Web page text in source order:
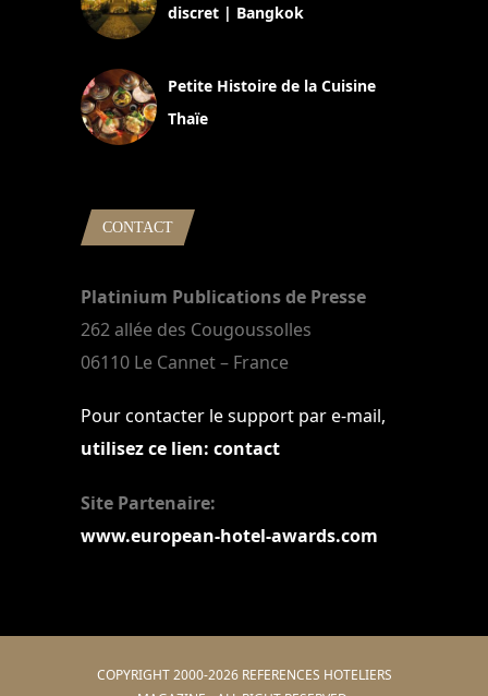
discret | Bangkok
Petite Histoire de la Cuisine
Thaïe
CONTACT
Platinium Publications de Presse
262 allée des Cougoussolles
06110 Le Cannet – France
Pour contacter le support par e-mail,
utilisez ce lien: contact
Site Partenaire:
www.european-hotel-awards.com
COPYRIGHT 2000-2026 REFERENCES HOTELIERS